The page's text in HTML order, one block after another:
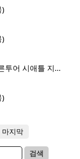
시애틀 지점 오픈특가, 최대 300불 할인!
마지막
검색